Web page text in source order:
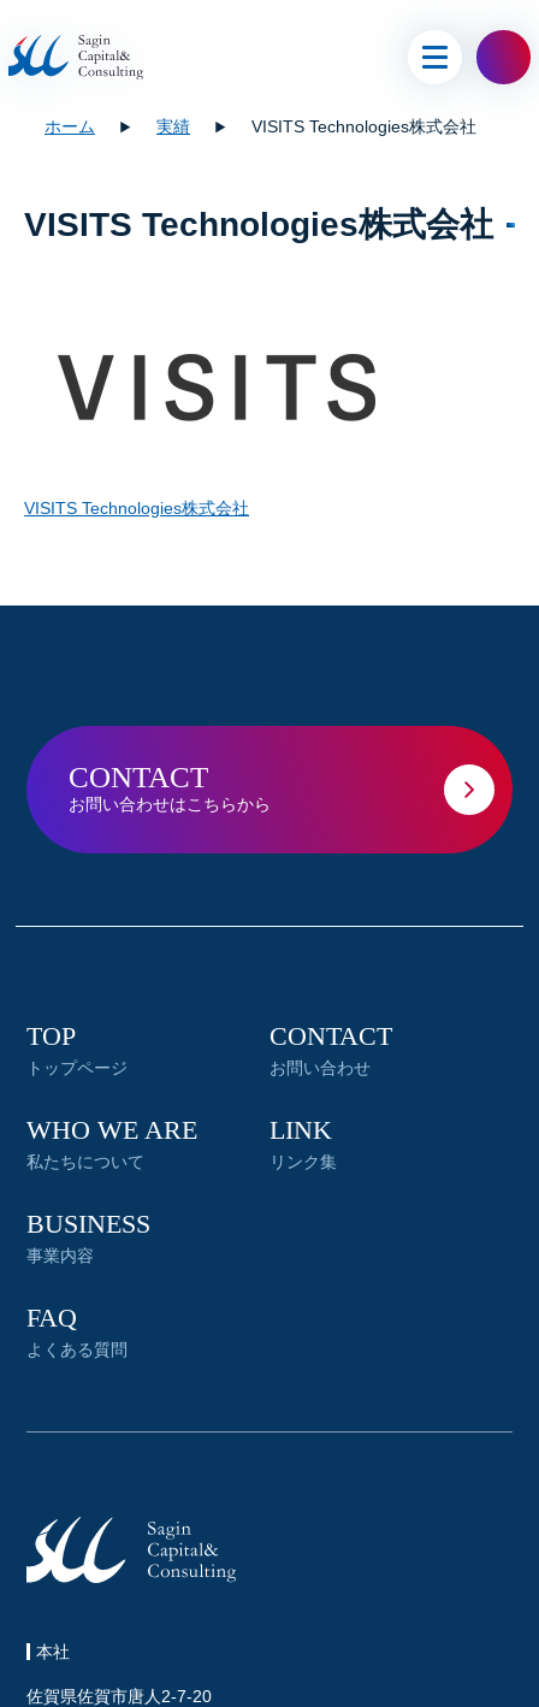
ホーム 実績 VISITS Technologies株式会社
VISITS Technologies株式会社
VISITS Technologies株式会社
CONTACT
お問い合わせはこちらから
本社
佐賀県佐賀市唐人2-7-20
TOP
トップページ
WHO WE ARE
私たちについて
BUSINESS
事業内容
FAQ
よくある質問
CONTACT
お問い合わせ
LINK
リンク集